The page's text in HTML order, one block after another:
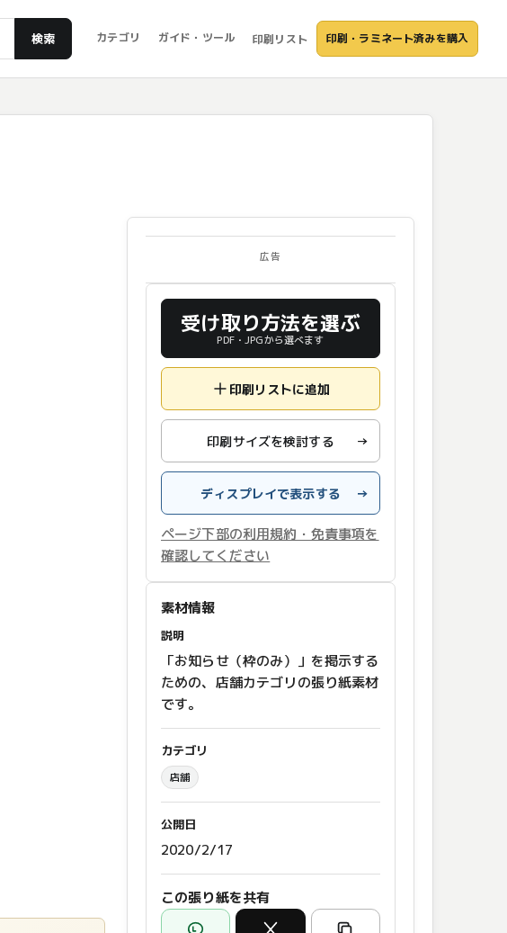
検索 カテゴリ ガイド・ツール 印刷リスト 印刷・ラミネート済みを購入
広告
受け取り方法を選ぶ
PDF・JPGから選べます
印刷リストに追加
印刷サイズを検討する →
ディスプレイで表示する →
ページ下部の利用規約・免責事項を
確認してください
素材情報
説明
「お知らせ（枠のみ）」を掲示する
ための、店舗カテゴリの張り紙素材
です。
カテゴリ
店舗
公開日
2020/2/17
この張り紙を共有